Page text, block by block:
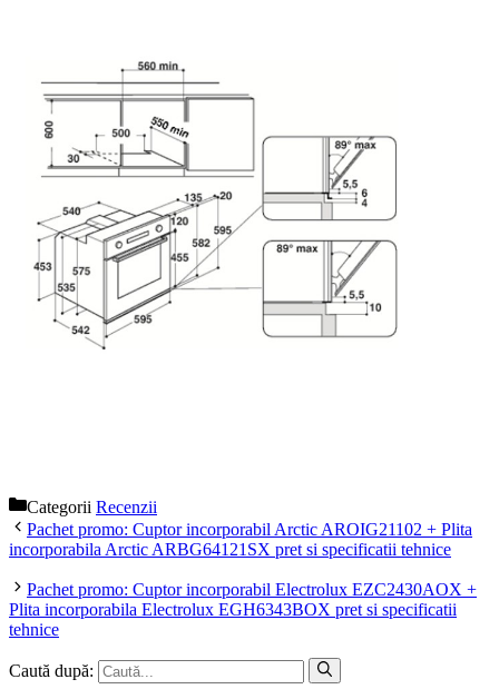
Categorii Recenzii
Pachet promo: Cuptor incorporabil Arctic AROIG21102 + Plita
incorporabila Arctic ARBG64121SX pret si specificatii tehnice
Pachet promo: Cuptor incorporabil Electrolux EZC2430AOX +
Plita incorporabila Electrolux EGH6343BOX pret si specificatii
tehnice
Caută după: